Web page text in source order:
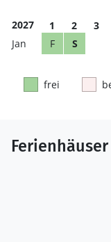
2027 1 2 3
F
S
frei